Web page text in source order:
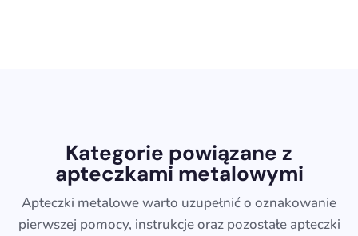
Kategorie powiązane z
apteczkami metalowymi
Apteczki metalowe warto uzupełnić o oznakowanie
pierwszej pomocy, instrukcje oraz pozostałe apteczki